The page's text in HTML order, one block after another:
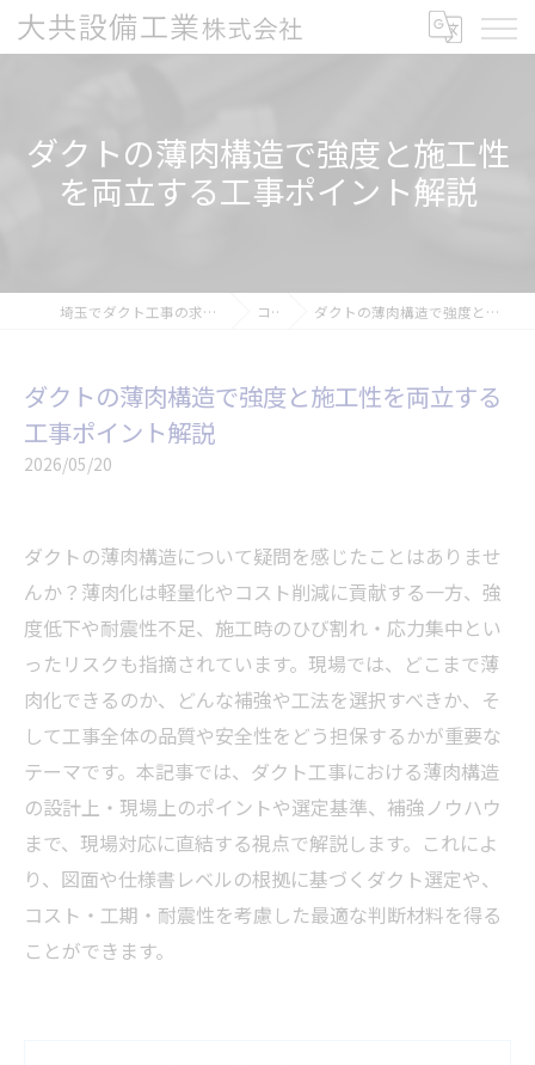
ダクトの薄肉構造で強度と施工性
を両立する工事ポイント解説
埼玉でダクト工事の求人なら大共設備工業株式会社 コラム ダクトの薄肉構造で強度と施工性を両立する工事ポイント解説
ダクトの薄肉構造で強度と施工性を両立する
工事ポイント解説
2026/05/20
ダクトの薄肉構造について疑問を感じたことはありませ
んか？薄肉化は軽量化やコスト削減に貢献する一方、強
度低下や耐震性不足、施工時のひび割れ・応力集中とい
ったリスクも指摘されています。現場では、どこまで薄
肉化できるのか、どんな補強や工法を選択すべきか、そ
して工事全体の品質や安全性をどう担保するかが重要な
テーマです。本記事では、ダクト工事における薄肉構造
の設計上・現場上のポイントや選定基準、補強ノウハウ
まで、現場対応に直結する視点で解説します。これによ
り、図面や仕様書レベルの根拠に基づくダクト選定や、
コスト・工期・耐震性を考慮した最適な判断材料を得る
ことができます。